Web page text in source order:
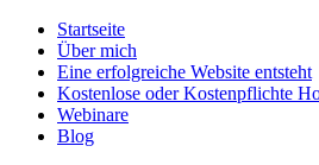
Zum
Inhalt
springen
Startseite
Über mich
Eine erfolgreiche Website entsteht
Kostenlose oder Kostenpflichte
Webinare
Blog